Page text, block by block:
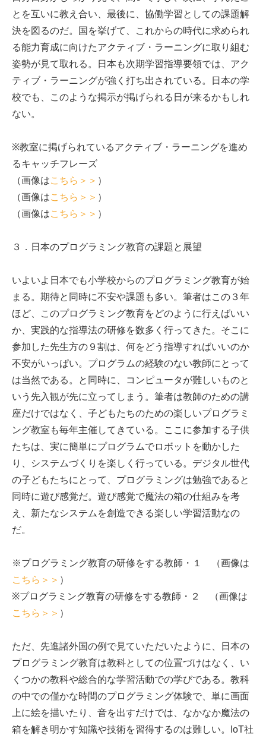
とを互いに教え合い、最後に、協働学習としての課題解
決を図るのだ。国を挙げて、これからの時代に求められ
る能力育成に向けたアクティブ・ラーニングに取り組む
姿勢が見て取れる。日本も次期学習指導要領では、アク
ティブ・ラーニングが強く打ち出されている。日本の学
校でも、このような掲示が掲げられる日が来るかもしれ
ない。
※教室に掲げられているアクティブ・ラーニングを進め
るキャッチフレーズ
（画像はこちら＞＞ ）
（画像はこちら＞＞ ）
（画像はこちら＞＞ ）
３．日本のプログラミング教育の課題と展望
いよいよ日本でも小学校からのプログラミング教育が始
まる。期待と同時に不安や課題も多い。筆者はこの３年
ほど、このプログラミング教育をどのように行えばいい
か、実践的な指導法の研修を数多く行ってきた。そこに
参加した先生方の９割は、何をどう指導すればいいのか
不安がいっぱい。プログラムの経験のない教師にとって
は当然である。と同時に、コンピュータが難しいものと
いう先入観が先に立ってしまう。筆者は教師のための講
座だけではなく、子どもたちのための楽しいプログラミ
ング教室も毎年主催してきている。ここに参加する子供
たちは、実に簡単にプログラムでロボットを動かした
り、システムづくりを楽しく行っている。デジタル世代
の子どもたちにとって、プログラミングは勉強であると
同時に遊び感覚だ。遊び感覚で魔法の箱の仕組みを考
え、新たなシステムを創造できる楽しい学習活動なの
だ。
※プログラミング教育の研修をする教師・１ （画像は
こちら＞＞ ）
※プログラミング教育の研修をする教師・２ （画像は
こちら＞＞ ）
ただ、先進諸外国の例で見ていただいたように、日本の
プログラミング教育は教科としての位置づけはなく、い
くつかの教科や総合的な学習活動での学びである。教科
の中での僅かな時間のプログラミング体験で、単に画面
上に絵を描いたり、音を出すだけでは、なかなか魔法の
箱を解き明かす知識や技術を習得するのは難しい。IoT社